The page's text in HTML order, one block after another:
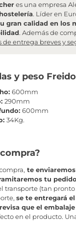
es una empresa
. Líder en
gran calidad en los
. Además de
de entrega breves y
y peso
600mm
290mm
600mm
34Kg.
te
tu
(tan pronto
se te entregará
revisa que el
en el producto.